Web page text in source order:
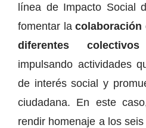
línea de Impacto Social
fomentar la colaboración
diferentes
impulsando actividades
de interés social y
ciudadana. En este
rendir homenaje a los